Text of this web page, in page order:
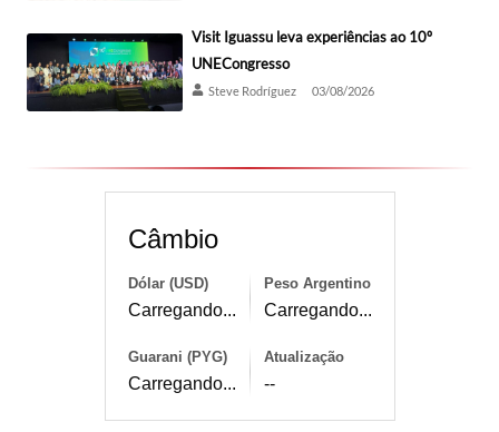
Visit Iguassu leva experiências ao 10º
UNECongresso
Steve Rodríguez 03/08/2026
Câmbio
Dólar (USD)
Carregando...
Peso Argentino
Carregando...
Guarani (PYG)
Carregando...
Atualização
--